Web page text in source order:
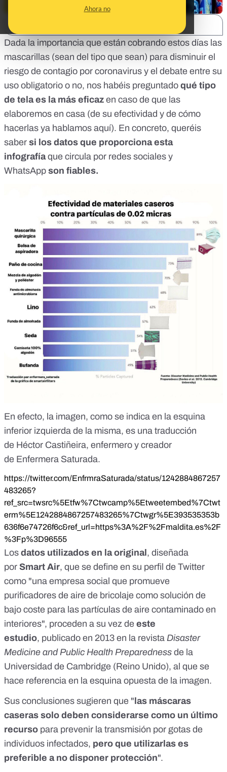
Ahora no
Dada la importancia que están cobrando estos días las
mascarillas (sean del tipo que sean) para disminuir el
riesgo de contagio por coronavirus y el debate entre su
uso obligatorio o no, nos habéis preguntado qué tipo
de tela es la más eficaz en caso de que las
elaboremos en casa (de su efectividad y de cómo
hacerlas ya hablamos aquí). En concreto, queréis
saber si los datos que proporciona esta
infografíaque circula por redes sociales y
WhatsApp son fiables.
En efecto, la imagen, como se indica en la esquina
inferior izquierda de la misma, es una traducción
de Héctor Castiñeira, enfermero y creador
de Enfermera Saturada.
https://twitter.com/EnfrmraSaturada/status/1242884867257
483265?
ref_src=twsrc%5Etfw%7Ctwcamp%5Etweetembed%7Ctwt
erm%5E1242884867257483265%7Ctwgr%5E393535353b
636f6e74726f6c&ref_url=https%3A%2F%2Fmaldita.es%2F
%3Fp%3D96555
Los datos utilizados en la original , diseñada
por Smart Air, que se define en su perfil de Twitter
como "una empresa social que promueve
purificadores de aire de bricolaje como solución de
bajo coste para las partículas de aire contaminado en
interiores", proceden a su vez de este
estudio, publicado en 2013 en la revista Disaster
Medicine and Public Health Preparedness de la
Universidad de Cambridge (Reino Unido), al que se
hace referencia en la esquina opuesta de la imagen.
Sus conclusiones sugieren que " las máscaras
caseras solo deben considerarse como un último
recurso para prevenir la transmisión por gotas de
individuos infectados, pero que utilizarlas es
preferible a no disponer protección".